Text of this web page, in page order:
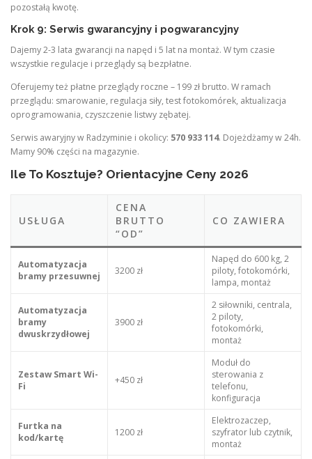
pozostałą kwotę.
Krok 9: Serwis gwarancyjny i pogwarancyjny
Dajemy 2-3 lata gwarancji na napęd i 5 lat na montaż. W tym czasie
wszystkie regulacje i przeglądy są bezpłatne.
Oferujemy też płatne przeglądy roczne – 199 zł brutto. W ramach
przeglądu: smarowanie, regulacja siły, test fotokomórek, aktualizacja
oprogramowania, czyszczenie listwy zębatej.
Serwis awaryjny w Radzyminie i okolicy: 570 933 114. Dojeżdżamy w 24h.
Mamy 90% części na magazynie.
Ile To Kosztuje? Orientacyjne Ceny 2026
USŁUGA
CENA
BRUTTO
“OD”
CO ZAWIERA
Automatyzacja
bramy przesuwnej
3200 zł
Napęd do 600 kg, 2
piloty, fotokomórki,
lampa, montaż
Automatyzacja
bramy
dwuskrzydłowej
3900 zł
2 siłowniki, centrala,
2 piloty,
fotokomórki,
montaż
Zestaw Smart Wi-
Fi
+450 zł
Moduł do
sterowania z
telefonu,
konfiguracja
Furtka na
kod/kartę
1200 zł
Elektrozaczep,
szyfrator lub czytnik,
montaż